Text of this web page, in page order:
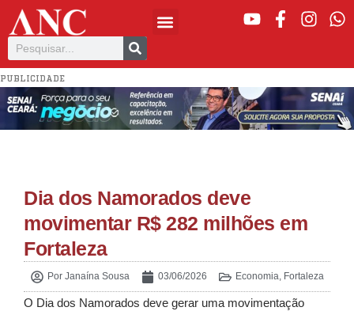
PUBLICIDADE
Dia dos Namorados deve
movimentar R$ 282 milhões em
Fortaleza
PorJanaína Sousa 03/06/2026 Economia, Fortaleza
O Dia dos Namorados deve gerar uma movimentação